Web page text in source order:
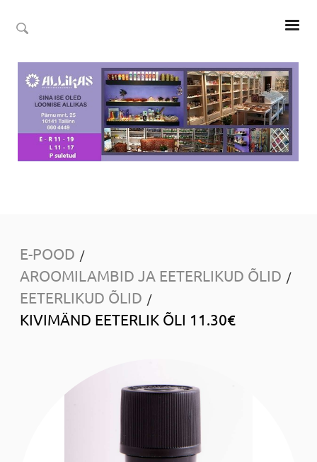
E-POOD /
AROOMILAMBID JA EETERLIKUD ÕLID /
EETERLIKUD ÕLID /
KIVIMÄND EETERLIK ÕLI 11.30€